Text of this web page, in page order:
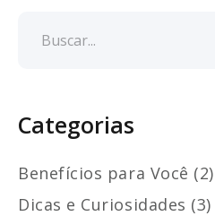
Categorias
Benefícios para Você (2)
Dicas e Curiosidades (3)